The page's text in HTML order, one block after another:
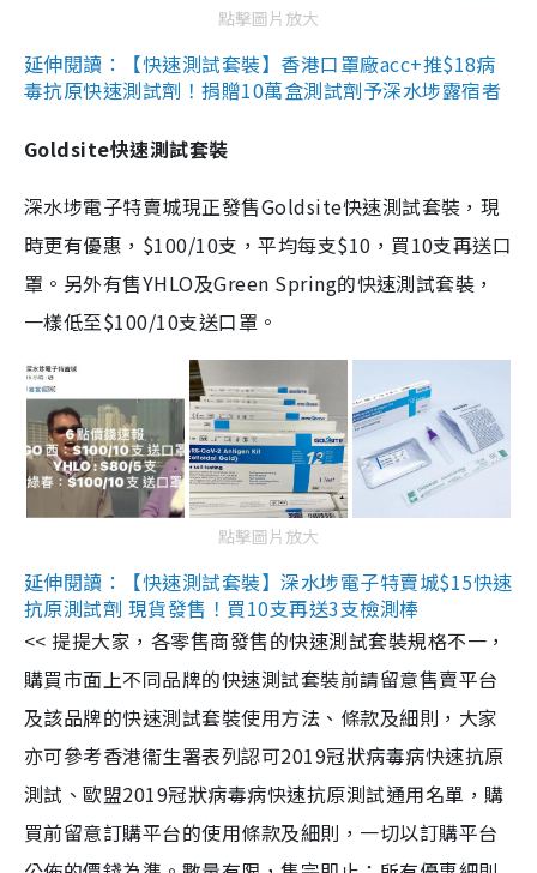
點擊圖片放大
延伸閱讀：【快速測試套裝】香港口罩廠acc+推$18病
毒抗原快速測試劑！捐贈10萬盒測試劑予深水埗露宿者
Goldsite快速測試套裝
深水埗電子特賣城現正發售Goldsite快速測試套裝，現
時更有優惠，$100/10支，平均每支$10，買10支再送口
罩。另外有售YHLO及Green Spring的快速測試套裝，
一樣低至$100/10支送口罩。
點擊圖片放大
延伸閱讀：【快速測試套裝】深水埗電子特賣城$15快速
抗原測試劑 現貨發售！買10支再送3支檢測棒
<< 提提大家，各零售商發售的快速測試套裝規格不一，
購買市面上不同品牌的快速測試套裝前請留意售賣平台
及該品牌的快速測試套裝使用方法、條款及細則，大家
亦可參考香港衞生署表列認可2019冠狀病毒病快速抗原
測試、歐盟2019冠狀病毒病快速抗原測試通用名單，購
買前留意訂購平台的使用條款及細則，一切以訂購平台